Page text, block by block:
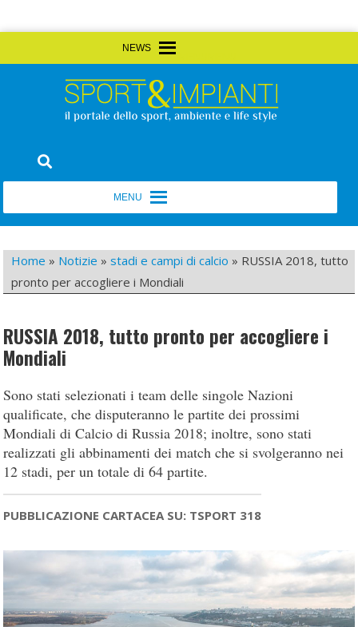
to
Sport&Impianti
Home » Notizie »stadi e campi di calcio » RUSSIA 2018, tutto
pronto per accogliere i Mondiali
RUSSIA 2018, tutto pronto per accogliere i
Mondiali
Sono stati selezionati i team delle singole Nazioni
qualificate, che disputeranno le partite dei prossimi
Mondiali di Calcio di Russia 2018; inoltre, sono stati
realizzati gli abbinamenti dei match che si svolgeranno nei
12 stadi, per un totale di 64 partite.
PUBBLICAZIONE CARTACEA SU: TSPORT 318